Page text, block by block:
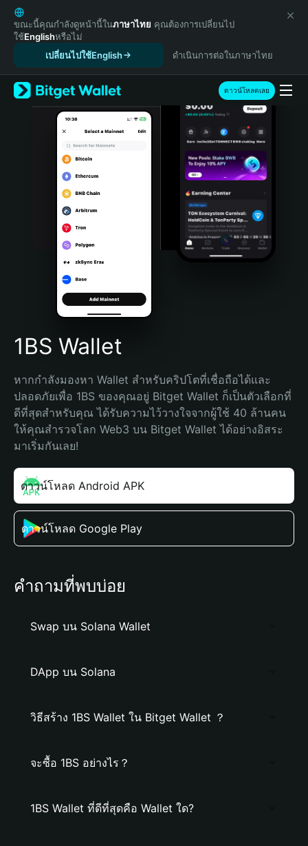
English
日本語
Tiếng Việt
Español (Latinoamérica)
Türkçe
Italiano
Português (Portugal)
Bahasa Indonesia
Português (Brasil)
Español (Argentina)
ขณะนี้คุณกำลังดูหน้านี้ในภาษาไทย คุณต้องการเปลี่ยนไป
ใช้Englishหรือไม่
เปลี่ยนไปใช้English
ดำเนินการต่อในภาษาไทย
ดาวน์โหลดเลย
1BS Wallet
หากกำลังมองหา Wallet สำหรับคริปโตที่เชื่อถือได้และ
ปลอดภัยเพื่อ 1BS ของคุณอยู่ Bitget Wallet ก็เป็นตัวเลือกที่
ดีที่สุดสำหรับคุณ ได้รับความไว้วางใจจากผู้ใช้ 40 ล้านคน
ให้คุณสำรวจโลก Web3 บน Bitget Wallet ได้อย่างอิสระ
มาเริ่มกันเลย!
ดาวน์โหลด Android APK
ดาวน์โหลด Google Play
คำถามที่พบบ่อย
Swap บน Solana Wallet
DApp บน Solana
วิธีสร้าง 1BS Wallet ใน Bitget Wallet ？
จะซื้อ 1BS อย่างไร？
1BS Wallet ที่ดีที่สุดคือ Wallet ใด?